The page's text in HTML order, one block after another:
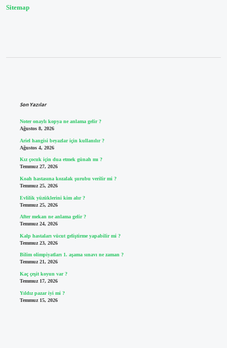
Sitemap
Son Yazılar
Noter onaylı kopya ne anlama gelir ?
Ağustos 8, 2026
Ariel hangisi beyazlar için kullanılır ?
Ağustos 4, 2026
Kız çocuk için dua etmek günah mı ?
Temmuz 27, 2026
Koah hastasına kozalak şurubu verilir mi ?
Temmuz 25, 2026
Evlilik yüzüklerini kim alır ?
Temmuz 25, 2026
After mekan ne anlama gelir ?
Temmuz 24, 2026
Kalp hastaları vücut geliştirme yapabilir mi ?
Temmuz 23, 2026
Bilim olimpiyatları 1. aşama sınavı ne zaman ?
Temmuz 21, 2026
Kaç çeşit koyun var ?
Temmuz 17, 2026
Yıldız pazar iyi mi ?
Temmuz 15, 2026